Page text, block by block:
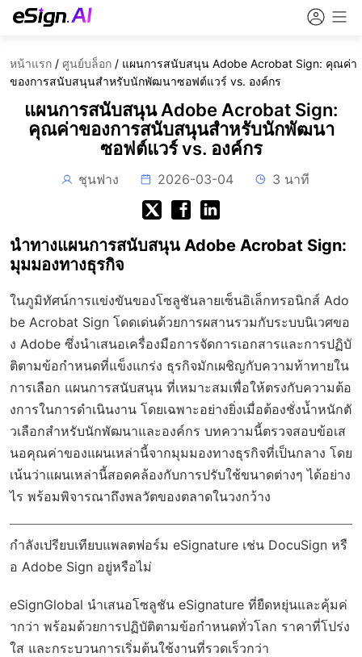
หน้าแรก / ศูนย์บล็อก / แผนการสนับสนุน Adobe Acrobat Sign: คุณค่า
ของการสนับสนุนสำหรับนักพัฒนาซอฟต์แวร์ vs. องค์กร
แผนการสนับสนุน Adobe Acrobat Sign:
คุณค่าของการสนับสนุนสำหรับนักพัฒนา
ซอฟต์แวร์ vs. องค์กร
ชุนฟาง 2026-03-04 3 นาที
นำทางแผนการสนับสนุน Adobe Acrobat Sign:
มุมมองทางธุรกิจ
ในภูมิทัศน์การแข่งขันของโซลูชันลายเซ็นอิเล็กทรอนิกส์ Ado
be Acrobat Sign โดดเด่นด้วยการผสานรวมกับระบบนิเวศขอ
ง Adobe ซึ่งนำเสนอเครื่องมือการจัดการเอกสารและการปฏิบั
ติตามข้อกำหนดที่แข็งแกร่ง ธุรกิจมักเผชิญกับความท้าทายใน
การเลือก แผนการสนับสนุน ที่เหมาะสมเพื่อให้ตรงกับความต้อ
งการในการดำเนินงาน โดยเฉพาะอย่างยิ่งเมื่อต้องชั่งน้ำหนักตั
วเลือกสำหรับนักพัฒนาและองค์กร บทความนี้ตรวจสอบข้อเส
นอคุณค่าของแผนเหล่านี้จากมุมมองทางธุรกิจที่เป็นกลาง โดย
เน้นว่าแผนเหล่านี้สอดคล้องกับการปรับใช้ขนาดต่างๆ ได้อย่าง
ไร พร้อมพิจารณาถึงพลวัตของตลาดในวงกว้าง
กำลังเปรียบเทียบแพลตฟอร์ม eSignature เช่น DocuSign หรื
อ Adobe Sign อยู่หรือไม่
eSignGlobal นำเสนอโซลูชัน eSignature ที่ยืดหยุ่นและคุ้มค่
ากว่า พร้อมด้วยการปฏิบัติตามข้อกำหนดทั่วโลก ราคาที่โปร่ง
ใส และกระบวนการเริ่มต้นใช้งานที่รวดเร็วกว่า